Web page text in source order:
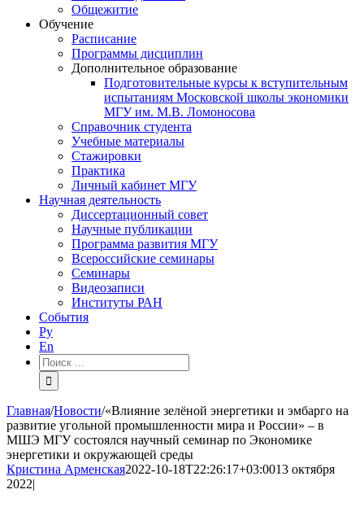
Общежитие
Обучение
Расписание
Программы дисциплин
Дополнительное образование
Подготовительные курсы к вступительным
испытаниям Московской школы экономики
МГУ им. М.В. Ломоносова
Справочник студента
Учебные материалы
Стажировки
Практика
Личный кабинет МГУ
Научная деятельность
Диссертационный совет
Научные публикации
Программа развития МГУ
Всероссийские семинары
Семинары
Видеозаписи
Институты РАН
События
Ру
En
Результат
поиска:
Главная/Новости/«Влияние зелёной энергетики и эмбарго на
развитие угольной промышленности мира и России» – в
МШЭ МГУ состоялся научный семинар по Экономике
энергетики и окружающей среды
Кристина Арменская2022-10-18T22:26:17+03:0013 октября
2022|